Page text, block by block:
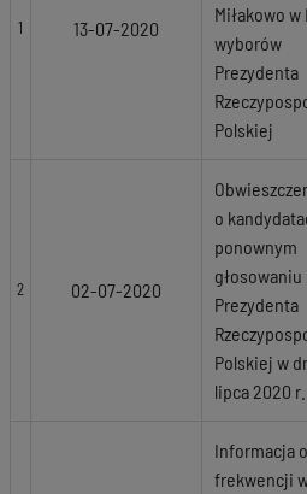
1 13-07-2020
Miłakowo
wyborów
Prezydenta
Polskiej
2 02-07-2020
o
ponownym
głosowaniu
Prezydenta
Polskiej w
lipca 2020 r.
Informacja o
frekwencji